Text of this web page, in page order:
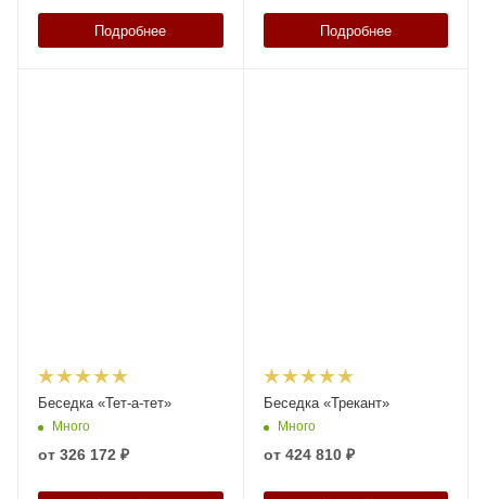
Подробнее Подробнее
Беседка «Тет-а-тет»
Много
от 326 172 ₽
Беседка «Трекант»
Много
от 424 810 ₽